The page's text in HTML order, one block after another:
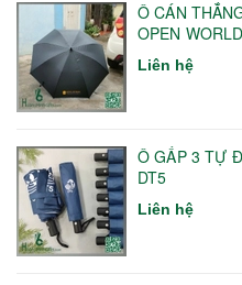
Ô CÁN
OPEN WORLD
Liên hệ
Ô GẤP 3 TỰ
DT5
Liên hệ